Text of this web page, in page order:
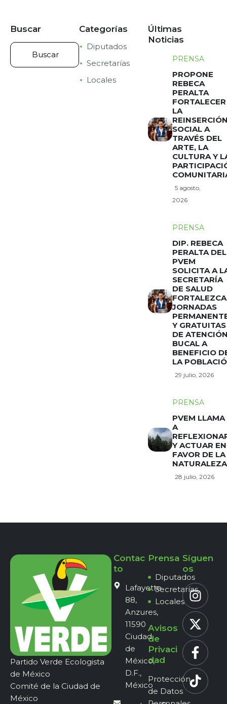
Buscar Categorías
Diputados
Secretarías
Locales
Últimas
Noticias
PRENSA
PROPONE
REBECA
PERALTA
FORTALECER
LA
SOCIAL A
TRAVÉS DEL
ARTE, LA
CULTURA Y
5 agosto,
2026
PRENSA
DIP. REBECA
PERALTA DEL
PVEM
SOLICITA A
SECRETARÍA
DE SALUD
FORTALEZCA
JORNADAS
Y GRATUITAS
DE
BUCAL A
BENEFICIO
LA
29 julio, 2026
PRENSA
PVEM LLAMA
A
Y ACTUAR EN
FAVOR DE LA
NATURALEZA
28 julio, 2026
Partido Verde Ecologista
de México
Comité de la Ciudad de
México
Contac
to
Lafayette
88,
Anzures,
11590
Ciudad
de
México,
D.F.,
México
Prensa
Diputados
Secretarías
Locales
Avisos
de
Privaci
dad
Protección
de Datos
Síguen
os